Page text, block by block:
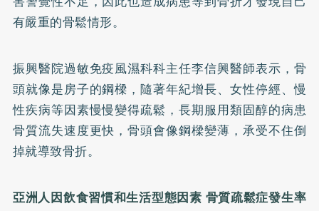
有嚴重的骨鬆情形。
振興醫院過敏免疫風濕科科主任李信興醫師表示，骨
頭就像是房子的鋼樑，隨著年紀增長、女性停經、慢
性疾病等因素慢慢變得疏鬆，長期服用類固醇的病患
骨質流失速度更快，骨頭會像鋼樑變薄，承受不住倒
掉就導致骨折。
亞洲人因飲食習慣和生活型態因素 骨質疏鬆症發生率